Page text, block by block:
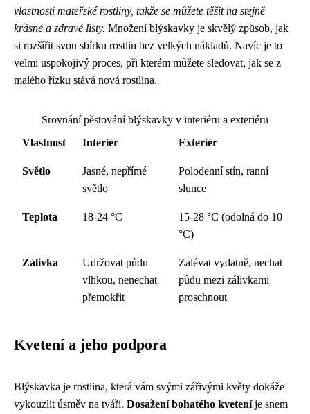
vlastnosti mateřské rostliny, takže se můžete těšit na stejně
krásné a zdravé listy. Množení blýskavky je skvělý způsob, jak
si rozšířit svou sbírku rostlin bez velkých nákladů. Navíc je to
velmi uspokojivý proces, při kterém můžete sledovat, jak se z
malého řízku stává nová rostlina.
Srovnání pěstování blýskavky v interiéru a exteriéru
Vlastnost
Interiér Exteriér
Světlo
Jasné, nepřímé
světlo
Polodenní stín, ranní
slunce
Teplota 18-24 °C
15-28 °C (odolná do 10
°C)
Zálivka
Udržovat půdu
vlhkou, nenechat
přemokřit
Zalévat vydatně, nechat
půdu mezi zálivkami
proschnout
Kvetení a jeho podpora
Blýskavka je rostlina, která vám svými zářivými květy dokáže
vykouzlit úsměv na tváři. Dosažení bohatého kveteníje snem